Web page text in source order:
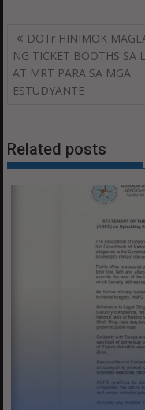
Post
navigation
DOTr HINIMOK
NG TICKET BOOTHS SA
AT MRT PARA SA MGA
ESTUDYANTE
Related posts